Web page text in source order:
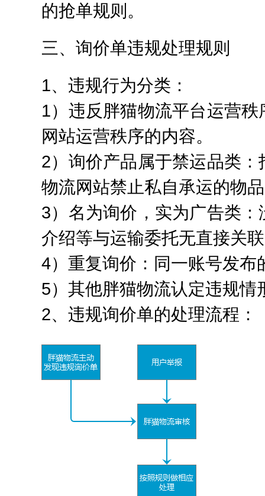
的抢单规则。
三、询价单违规处理规则
1、违规行为分类：
1）违反胖猫物流平台运营
网站运营秩序的内容。
2）询价产品属于禁运品类
物流网站禁止私自承运的物
3）名为询价，实为广告类
介绍等与运输委托无直接关
4）重复询价：同一账号发
5）其他胖猫物流认定违规情
2、违规询价单的处理流程：